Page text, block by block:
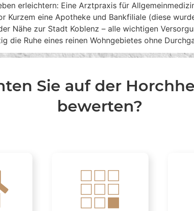
erleichtern: Eine Arztpraxis für
Kurzem eine Apotheke und Bankfiliale (diese
Nähe zur Stadt Koblenz – alle wichtigen
die Ruhe eines reinen Wohngebietes ohne
Sie auf der
bewerten?